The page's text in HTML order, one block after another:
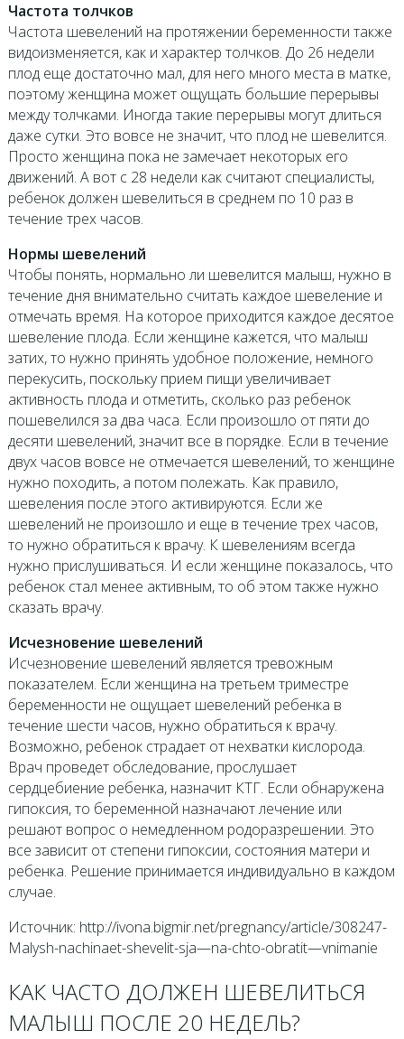
Частота толчков
Частота шевелений на протяжении беременности также
видоизменяется, как и характер толчков. До 26 недели
плод еще достаточно мал, для него много места в матке,
поэтому женщина может ощущать большие перерывы
между толчками. Иногда такие перерывы могут длиться
даже сутки. Это вовсе не значит, что плод не шевелится.
Просто женщина пока не замечает некоторых его
движений. А вот с 28 недели как считают специалисты,
ребенок должен шевелиться в среднем по 10 раз в
течение трех часов.
Нормы шевелений
Чтобы понять, нормально ли шевелится малыш, нужно в
течение дня внимательно считать каждое шевеление и
отмечать время. На которое приходится каждое десятое
шевеление плода. Если женщине кажется, что малыш
затих, то нужно принять удобное положение, немного
перекусить, поскольку прием пищи увеличивает
активность плода и отметить, сколько раз ребенок
пошевелился за два часа. Если произошло от пяти до
десяти шевелений, значит все в порядке. Если в течение
двух часов вовсе не отмечается шевелений, то женщине
нужно походить, а потом полежать. Как правило,
шевеления после этого активируются. Если же
шевелений не произошло и еще в течение трех часов,
то нужно обратиться к врачу. К шевелениям всегда
нужно прислушиваться. И если женщине показалось, что
ребенок стал менее активным, то об этом также нужно
сказать врачу.
Исчезновение шевелений
Исчезновение шевелений является тревожным
показателем. Если женщина на третьем триместре
беременности не ощущает шевелений ребенка в
течение шести часов, нужно обратиться к врачу.
Возможно, ребенок страдает от нехватки кислорода.
Врач проведет обследование, прослушает
сердцебиение ребенка, назначит КТГ. Если обнаружена
гипоксия, то беременной назначают лечение или
решают вопрос о немедленном родоразрешении. Это
все зависит от степени гипоксии, состояния матери и
ребенка. Решение принимается индивидуально в каждом
случае.
Источник: http://ivona.bigmir.net/pregnancy/article/308247-
Malysh-nachinaet-shevelit-sja—na-chto-obratit—vnimanie
КАК ЧАСТО ДОЛЖЕН ШЕВЕЛИТЬСЯ
МАЛЫШ ПОСЛЕ 20 НЕДЕЛЬ?